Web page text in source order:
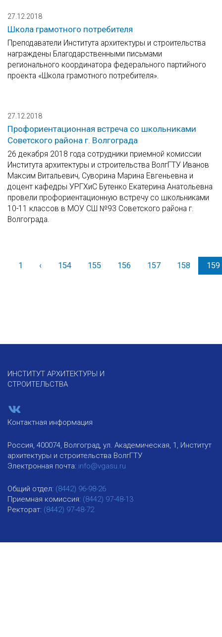
27.12.2018
Школа грамотного потребителя
Преподаватели Института архитектуры и строительства
награждены Благодарственными письмами
регионального координатора федерального партийного
проекта «Школа грамотного потребителя».
27.12.2018
Профориентационная встреча со школьниками
Советского района г. Волгограда
26 декабря 2018 года сотрудники приемной комиссии
Института архитектуры и строительства ВолгГТУ Иванов
Максим Витальевич, Суворина Марина Евгеньевна и
доцент кафедры УРГХиС Бутенко Екатерина Анатольевна
провели профориентационную встречу со школьниками
10-11 классов в МОУ СШ №93 Советского района г.
Волгограда.
1 ‹Назад154 155 156 157 158 159
ИНСТИТУТ АРХИТЕКТУРЫ И
СТРОИТЕЛЬСТВА
Контактная информация
Россия, 400074, Волгоград, ул. Академическая, 1, Институт
архитектуры и строительства ВолгГТУ
Электронная почта: info@vgasu.ru
Общий отдел: (8442) 96-98-26
Приемная комиссия: (8442) 97-48-13
Ректорат: (8442) 97-48-72